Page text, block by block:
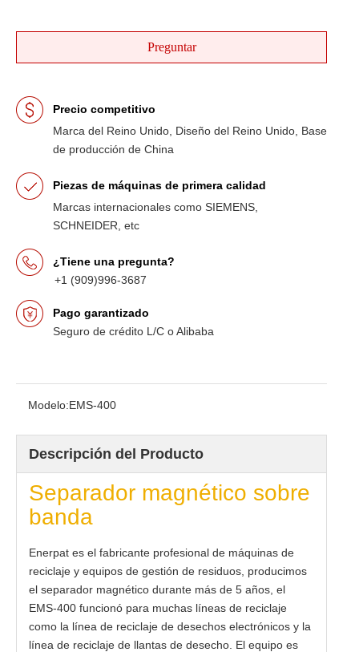
Preguntar
Precio competitivo
Marca del Reino Unido, Diseño del Reino Unido, Base
de producción de China
Piezas de máquinas de primera calidad
Marcas internacionales como SIEMENS,
SCHNEIDER, etc
¿Tiene una pregunta?
+1 (909)996-3687
Pago garantizado
Seguro de crédito L/C o Alibaba
Modelo:EMS-400
Descripción del Producto
Separador magnético sobre
banda
Enerpat es el fabricante profesional de máquinas de
reciclaje y equipos de gestión de residuos, producimos
el separador magnético durante más de 5 años, el
EMS-400 funcionó para muchas líneas de reciclaje
como la línea de reciclaje de desechos electrónicos y la
línea de reciclaje de llantas de desecho. El equipo es